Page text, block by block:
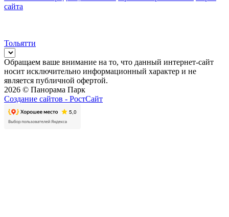
сайта
Тольятти
Обращаем ваше внимание на то, что данный интернет-сайт
носит исключительно информационный характер и не
является публичной офертой.
2026 © Панорама Парк
Создание сайтов - РостСайт